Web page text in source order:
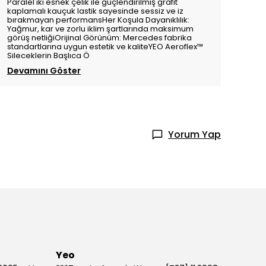
kaplamalı kauçuk lastik sayesinde sessiz ve iz
bırakmayan performansHer Koşula Dayanıklılık:
Yağmur, kar ve zorlu iklim şartlarında maksimum
görüş netliğiOrijinal Görünüm: Mercedes fabrika
standartlarına uygun estetik ve kaliteYEO Aeroflex™️
Sileceklerin Başlıca Ö
Devamını Göster
Yorum Yap
Yeo